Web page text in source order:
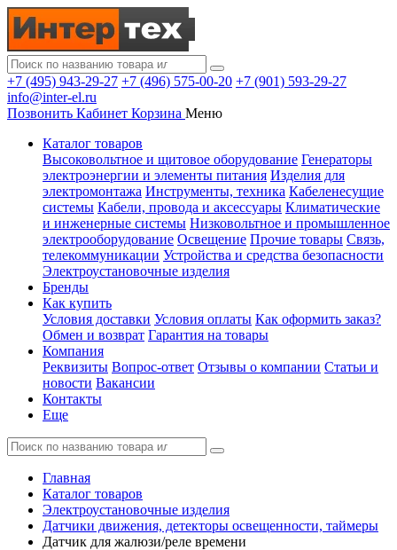
+7 (495) 943-29-27 +7 (496) 575-00-20 +7 (901) 593-29-27
info@inter-el.ru
Позвонить Кабинет Корзина Меню
Каталог товаров
Высоковольтное и щитовое оборудование Генераторы
электроэнергии и элементы питания Изделия для
электромонтажа Инструменты, техника Кабеленесущие
системы Кабели, провода и аксессуары Климатические
и инженерные системы Низковольтное и промышленное
электрооборудование Освещение Прочие товары Связь,
телекоммуникации Устройства и средства безопасности
Электроустановочные изделия
Бренды
Как купить
Условия доставки Условия оплаты Как оформить заказ?
Обмен и возврат Гарантия на товары
Компания
Реквизиты Вопрос-ответ Отзывы о компании Статьи и
новости Вакансии
Контакты
Еще
Главная
Каталог товаров
Электроустановочные изделия
Датчики движения, детекторы освещенности, таймеры
Датчик для жалюзи/реле времени